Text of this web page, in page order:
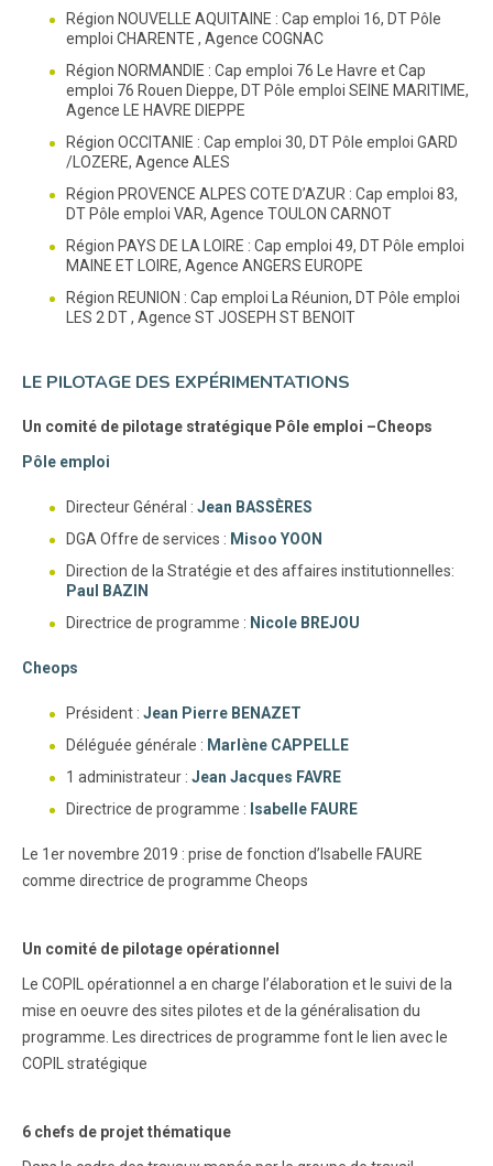
Région NOUVELLE AQUITAINE : Cap emploi 16, DT Pôle
emploi CHARENTE , Agence COGNAC
Région NORMANDIE : Cap emploi 76 Le Havre et Cap
emploi 76 Rouen Dieppe, DT Pôle emploi SEINE MARITIME,
Agence LE HAVRE DIEPPE
Région OCCITANIE : Cap emploi 30, DT Pôle emploi GARD
/LOZERE, Agence ALES
Région PROVENCE ALPES COTE D’AZUR : Cap emploi 83,
DT Pôle emploi VAR, Agence TOULON CARNOT
Région PAYS DE LA LOIRE : Cap emploi 49, DT Pôle emploi
MAINE ET LOIRE, Agence ANGERS EUROPE
Région REUNION : Cap emploi La Réunion, DT Pôle emploi
LES 2 DT , Agence ST JOSEPH ST BENOIT
LE PILOTAGE DES EXPÉRIMENTATIONS
Un comité de pilotage stratégique Pôle emploi –Cheops
Pôle emploi
Directeur Général : Jean BASSÈRES
DGA Offre de services : Misoo YOON
Direction de la Stratégie et des affaires institutionnelles:
Paul BAZIN
Directrice de programme : Nicole BREJOU
Cheops
Président : Jean Pierre BENAZET
Déléguée générale : Marlène CAPPELLE
1 administrateur : Jean Jacques FAVRE
Directrice de programme : Isabelle FAURE
Le 1er novembre 2019 : prise de fonction d’Isabelle FAURE
comme directrice de programme Cheops
Un comité de pilotage opérationnel
Le COPIL opérationnel a en charge l’élaboration et le suivi de la
mise en oeuvre des sites pilotes et de la généralisation du
programme. Les directrices de programme font le lien avec le
COPIL stratégique
6 chefs de projet thématique